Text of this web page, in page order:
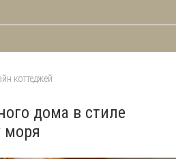
коттеджей
дома в стиле
моря